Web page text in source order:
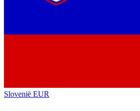
Slovenië EUR